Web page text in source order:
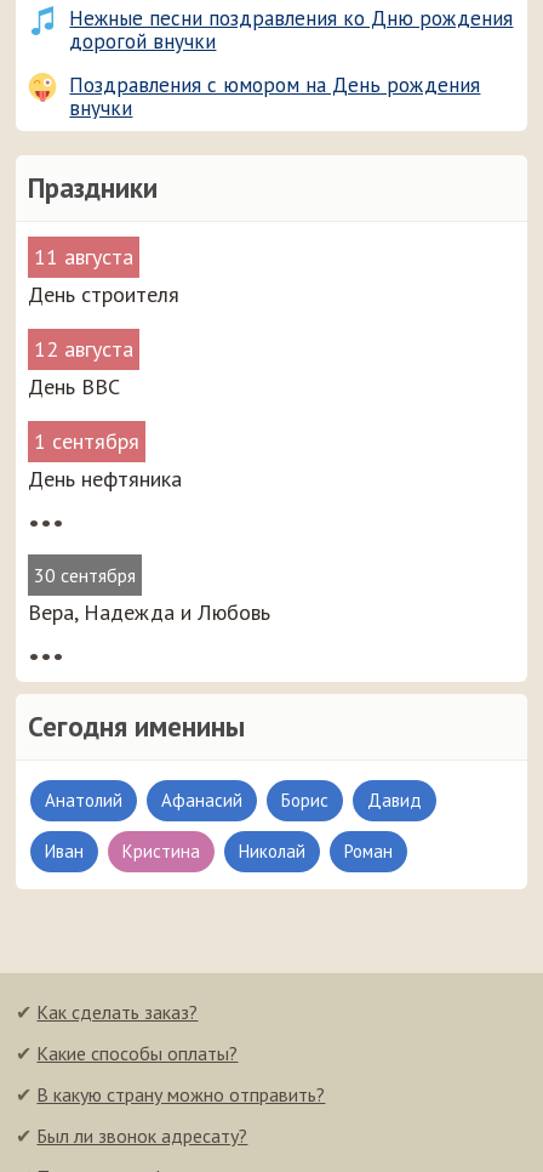
Праздники
11 августа
День строителя
12 августа
День ВВС
1 сентября
День нефтяника
•••
30 сентября
Вера, Надежда и Любовь
•••
Сегодня именины
Анатолий Афанасий Борис Давид
Иван Кристина Николай Роман
Нежные песни поздравления ко Дню рождения
дорогой внучки
Поздравления с юмором на День рождения
внучки
✔ Как сделать заказ?
✔ Какие способы оплаты?
✔ В какую страну можно отправить?
✔ Был ли звонок адресату?